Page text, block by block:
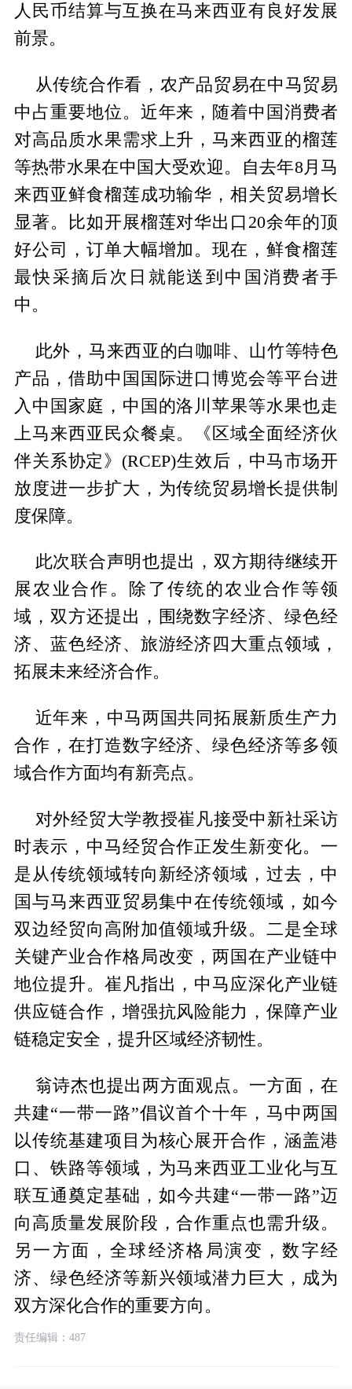
人民币结算与互换在马来西亚有良好发展
前景。
从传统合作看，农产品贸易在中马贸易
中占重要地位。近年来，随着中国消费者
对高品质水果需求上升，马来西亚的榴莲
等热带水果在中国大受欢迎。自去年8月马
来西亚鲜食榴莲成功输华，相关贸易增长
显著。比如开展榴莲对华出口20余年的顶
好公司，订单大幅增加。现在，鲜食榴莲
最快采摘后次日就能送到中国消费者手
中。
此外，马来西亚的白咖啡、山竹等特色
产品，借助中国国际进口博览会等平台进
入中国家庭，中国的洛川苹果等水果也走
上马来西亚民众餐桌。《区域全面经济伙
伴关系协定》(RCEP)生效后，中马市场开
放度进一步扩大，为传统贸易增长提供制
度保障。
此次联合声明也提出，双方期待继续开
展农业合作。除了传统的农业合作等领
域，双方还提出，围绕数字经济、绿色经
济、蓝色经济、旅游经济四大重点领域，
拓展未来经济合作。
近年来，中马两国共同拓展新质生产力
合作，在打造数字经济、绿色经济等多领
域合作方面均有新亮点。
对外经贸大学教授崔凡接受中新社采访
时表示，中马经贸合作正发生新变化。一
是从传统领域转向新经济领域，过去，中
国与马来西亚贸易集中在传统领域，如今
双边经贸向高附加值领域升级。二是全球
关键产业合作格局改变，两国在产业链中
地位提升。崔凡指出，中马应深化产业链
供应链合作，增强抗风险能力，保障产业
链稳定安全，提升区域经济韧性。
翁诗杰也提出两方面观点。一方面，在
共建“一带一路”倡议首个十年，马中两国
以传统基建项目为核心展开合作，涵盖港
口、铁路等领域，为马来西亚工业化与互
联互通奠定基础，如今共建“一带一路”迈
向高质量发展阶段，合作重点也需升级。
另一方面，全球经济格局演变，数字经
济、绿色经济等新兴领域潜力巨大，成为
双方深化合作的重要方向。
责任编辑：487